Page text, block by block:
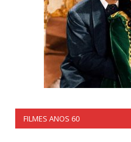
FILMES ANOS 60